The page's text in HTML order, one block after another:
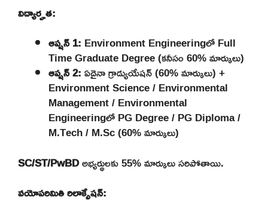
విద్యార్హత:
ఆప్షన్ 1: Environment Engineeringలో Full
Time Graduate Degree (కనీసం 60% మార్కులు)
ఆప్షన్ 2:ఏదైనా గ్రాడ్యుయేషన్ (60% మార్కులు) +
Environment Science / Environmental
Management / Environmental
Engineeringలో PG Degree / PG Diploma /
M.Tech / M.Sc (60% మార్కులు)
SC/ST/PwBDఅభ్యర్థులకు 55% మార్కులు సరిపోతాయి.
వయోపరిమితి రిలాక్సేషన్: